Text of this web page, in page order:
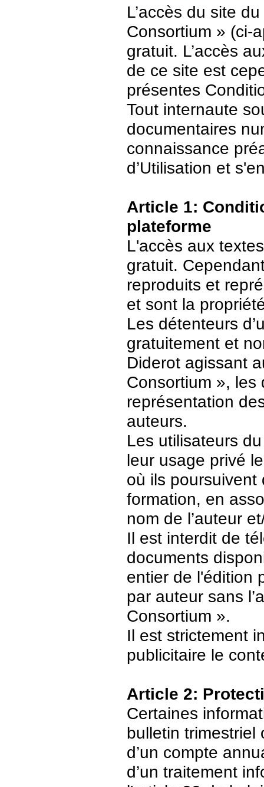
L’accès du site
Consortium » (ci-
gratuit. L’accès
de ce site est
présentes
Tout internaute
documentaires
connaissance
d’Utilisation et
Article 1:
plateforme
L'accès aux
gratuit.
reproduits et
et sont la
Les détenteurs
gratuitement et
Diderot agissant
Consortium », les
représentation
auteurs.
Les utilisateurs
leur usage privé
où ils
formation, en
nom de l’auteur
Il est interdit de
documents
entier de l'édition
par auteur sans
Consortium ».
Il est strictement
publicitaire le
Article 2:
Certaines
bulletin trimestriel
d’un compte
d’un traitement